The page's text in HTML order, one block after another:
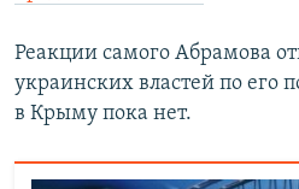
Реакции самого Абрамова
украинских властей по его
в Крыму пока нет.